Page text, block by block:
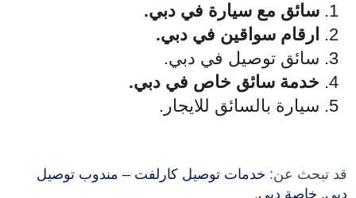
سائق مع سيارة في دبي.
ارقام سواقين في دبي.
سائق توصيل في دبي.
خدمة سائق خاص في دبي.
سيارة بالسائق للايجار.
قد تبحث عن: خدمات توصيل كارلفت – مندوب توصيل
دبي. خاصة دبي.